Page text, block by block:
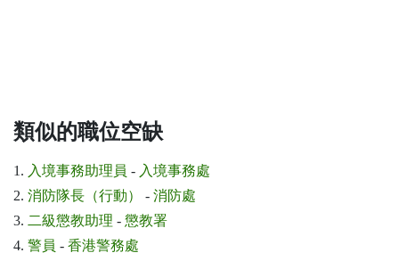
類似的職位空缺
1. 入境事務助理員 - 入境事務處
2. 消防隊長（行動） - 消防處
3. 二級懲教助理 - 懲教署
4. 警員 - 香港警務處